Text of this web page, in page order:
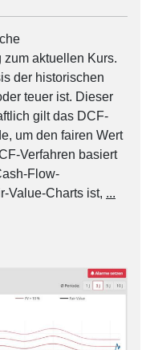
aktuellen Kurs.
der historischen
teuer ist. Dieser
gilt das DCF-
um den fairen Wert
Verfahren basiert
Flow-
Value-Charts ist, ...